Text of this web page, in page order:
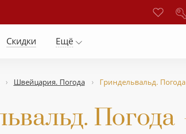
Скидки Ещё
Швейцария. Погода Гриндельвальд. Погода
Погода